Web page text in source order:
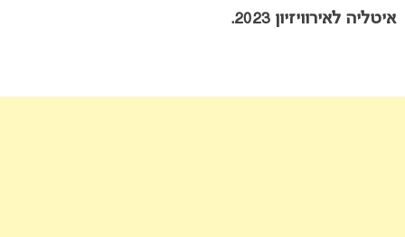
איטליה לאירוויזיון 2023.